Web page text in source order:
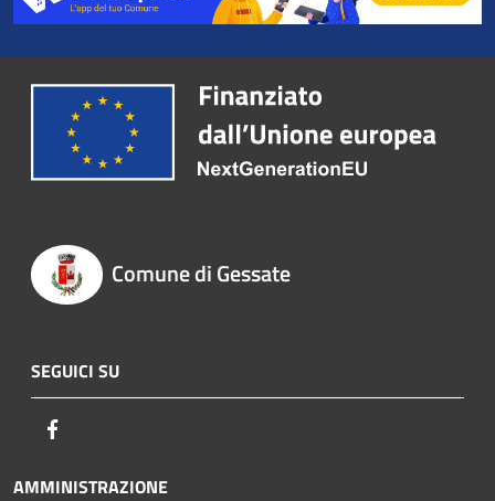
Comune di Gessate
SEGUICI SU
AMMINISTRAZIONE